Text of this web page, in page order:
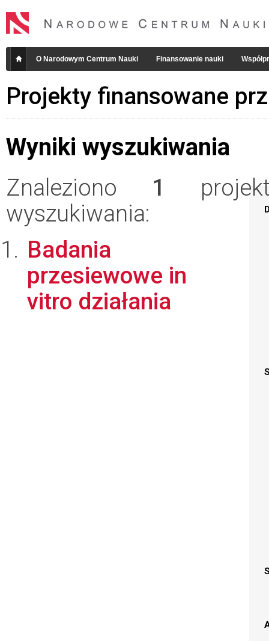
O Narodowym Centrum Nauki Finansowanie nauki
Projekty finansowane
Wyniki wyszukiwania
Znaleziono 1
wyszukiwania:
Badania
przesiewowe in
vitro działania